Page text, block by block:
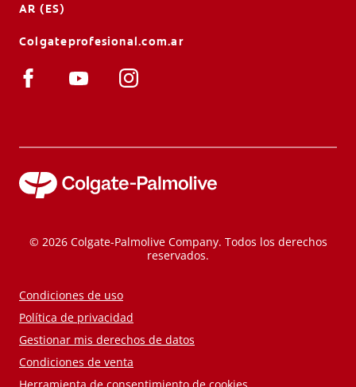
AR (ES)
Colgateprofesional.com.ar
© 2026 Colgate-Palmolive Company. Todos los derechos
reservados.
Condiciones de uso
Política de privacidad
Gestionar mis derechos de datos
Condiciones de venta